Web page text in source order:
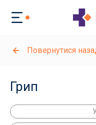
Повернутися
Грип